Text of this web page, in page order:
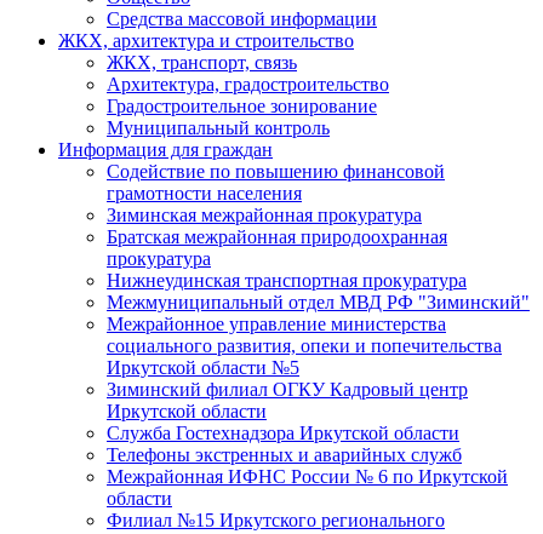
Средства массовой информации
ЖКХ, архитектура и строительство
ЖКХ, транспорт, связь
Архитектура, градостроительство
Градостроительное зонирование
Муниципальный контроль
Информация для граждан
Содействие по повышению финансовой
грамотности населения
Зиминская межрайонная прокуратура
Братская межрайонная природоохранная
прокуратура
Нижнеудинская транспортная прокуратура
Межмуниципальный отдел МВД РФ "Зиминский"
Межрайонное управление министерства
социального развития, опеки и попечительства
Иркутской области №5
Зиминский филиал ОГКУ Кадровый центр
Иркутской области
Служба Гостехнадзора Иркутской области
Телефоны экстренных и аварийных служб
Межрайонная ИФНС России № 6 по Иркутской
области
Филиал №15 Иркутского регионального